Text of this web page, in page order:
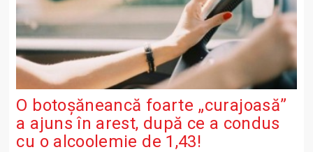
O botoșăneancă foarte „curajoasă”
a ajuns în arest, după ce a condus
cu o alcoolemie de 1,43!